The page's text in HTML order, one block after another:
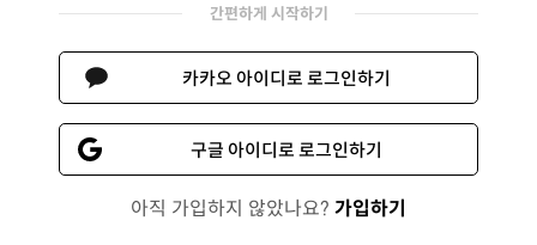
간편하게 시작하기
카카오 아이디로 로그인하기
구글 아이디로 로그인하기
아직 가입하지 않았나요? 가입하기